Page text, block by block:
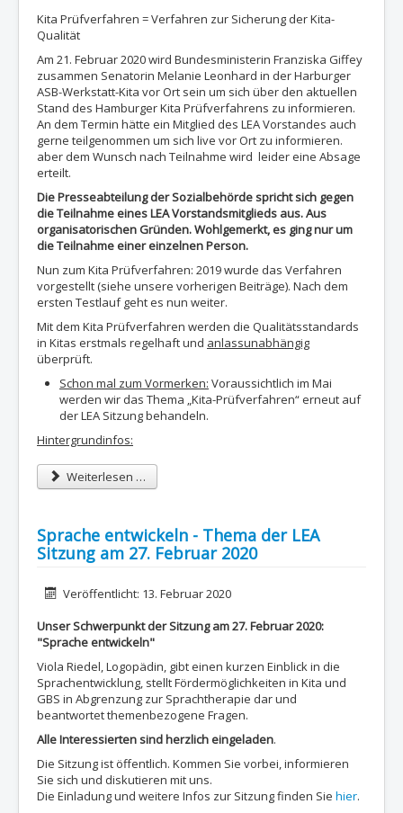
Kita Prüfverfahren = Verfahren zur Sicherung der Kita-
Qualität
Am 21. Februar 2020 wird Bundesministerin Franziska Giffey
zusammen Senatorin Melanie Leonhard in der Harburger
ASB-Werkstatt-Kita vor Ort sein um sich über den aktuellen
Stand des Hamburger Kita Prüfverfahrens zu informieren.
An dem Termin hätte ein Mitglied des LEA Vorstandes auch
gerne teilgenommen um sich live vor Ort zu informieren.
aber dem Wunsch nach Teilnahme wird leider eine Absage
erteilt.
Die Presseabteilung der Sozialbehörde spricht sich gegen
die Teilnahme eines LEA Vorstandsmitglieds aus. Aus
organisatorischen Gründen. Wohlgemerkt, es ging nur um
die Teilnahme einer einzelnen Person.
Nun zum Kita Prüfverfahren: 2019 wurde das Verfahren
vorgestellt (siehe unsere vorherigen Beiträge). Nach dem
ersten Testlauf geht es nun weiter.
Mit dem Kita Prüfverfahren werden die Qualitätsstandards
in Kitas erstmals regelhaft und anlassunabhängig
überprüft.
Schon mal zum Vormerken: Voraussichtlich im Mai
werden wir das Thema „Kita-Prüfverfahren“ erneut auf
der LEA Sitzung behandeln.
Hintergrundinfos:
Weiterlesen …
Sprache entwickeln - Thema der LEA
Sitzung am 27. Februar 2020
DetailsVeröffentlicht: 13. Februar 2020
Unser Schwerpunkt der Sitzung am 27. Februar 2020:
"Sprache entwickeln"
Viola Riedel, Logopädin, gibt einen kurzen Einblick in die
Sprachentwicklung, stellt Fördermöglichkeiten in Kita und
GBS in Abgrenzung zur Sprachtherapie dar und
beantwortet themenbezogene Fragen.
Alle Interessierten sind herzlich eingeladen.
Die Sitzung ist öffentlich. Kommen Sie vorbei, informieren
Sie sich und diskutieren mit uns.
Die Einladung und weitere Infos zur Sitzung finden Sie hier.